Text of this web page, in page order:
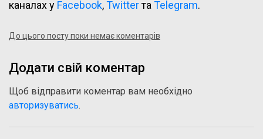
каналах у Facebook,Twitterта Telegram.
До цього посту поки немає коментарів
Додати свій коментар
Щоб відправити коментар вам необхідно
авторизуватись.